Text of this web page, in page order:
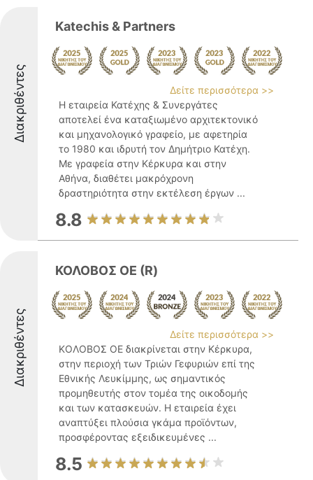
Διακριθέντες
Katechis & Partners
Δείτε περισσότερα >>
Η εταιρεία Κατέχης & Συνεργάτες
αποτελεί ένα καταξιωμένο αρχιτεκτονικό
και μηχανολογικό γραφείο, με αφετηρία
το 1980 και ιδρυτή τον Δημήτριο Κατέχη.
Με γραφεία στην Κέρκυρα και στην
Αθήνα, διαθέτει μακρόχρονη
δραστηριότητα στην εκτέλεση έργων ...
8.8
Διακριθέντες
ΚΟΛΟΒΟΣ ΟΕ (R)️
Δείτε περισσότερα >>
ΚΟΛΟΒΟΣ ΟΕ διακρίνεται στην Κέρκυρα,
στην περιοχή των Τριών Γεφυριών επί της
Εθνικής Λευκίμμης, ως σημαντικός
προμηθευτής στον τομέα της οικοδομής
και των κατασκευών. Η εταιρεία έχει
αναπτύξει πλούσια γκάμα προϊόντων,
προσφέροντας εξειδικευμένες ...
8.5